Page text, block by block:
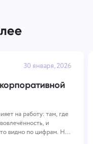
30 января, 2026
на работу: там, где
и
видно по цифрам. Но